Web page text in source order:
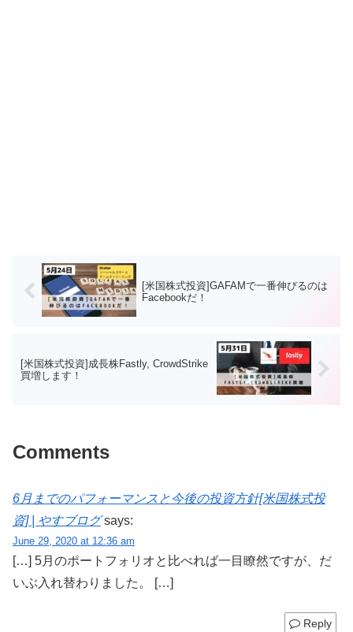
[米国株式投資]GAFAMで一番伸びるのは
Facebookだ！
[米国株式投資]成長株Fastly, CrowdStrike
買増します！
Comments
6月までのパフォーマンスと今後の投資方針[米国株式投
資] | やすブログ says:
June 29, 2020 at 12:36 am
[…] 5月のポートフォリオと比べれば一目瞭然ですが、だ
いぶ入れ替わりました。 […]
Reply